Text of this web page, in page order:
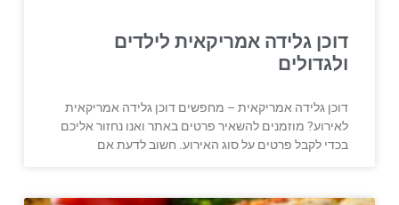
דוכן גלידה אמריקאית לילדים
ולגדולים
דוכן גלידה אמריקאית – מחפשים דוכן גלידה אמריקאית
לאירוע? מוזמנים להשאיר פרטים באתר ואנו נחזור אליכם
בכדי לקבל פרטים על סוג האירוע. חשוב לדעת אם